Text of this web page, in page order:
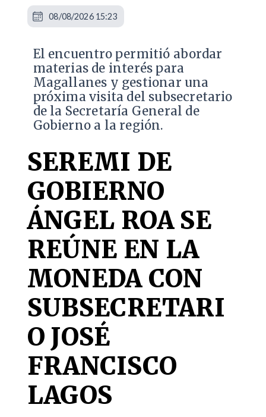
El encuentro permitió abordar
materias de interés para
Magallanes y gestionar una
próxima visita del subsecretario
de la Secretaría General de
Gobierno a la región.
SEREMI DE
GOBIERNO
ÁNGEL ROA SE
REÚNE EN LA
MONEDA CON
SUBSECRETARI
O JOSÉ
FRANCISCO
LAGOS
08/08/2026 15:23